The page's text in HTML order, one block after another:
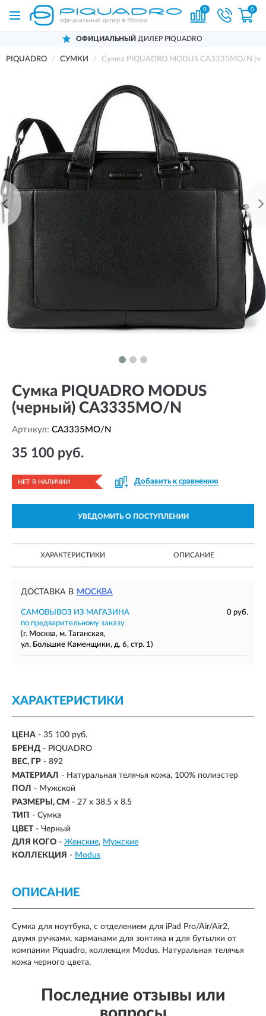
0 0
ОФИЦИАЛЬНЫЙ ДИЛЕР PIQUADRO
PIQUADRO СУМКИ Сумка PIQUADRO MODUS CA3335MO/N
Сумка PIQUADRO MODUS
(черный) CA3335MO/N
Артикул: CA3335MO/N
35 100 руб.
НЕТ В НАЛИЧИИ Добавить к сравнению
УВЕДОМИТЬ О ПОСТУПЛЕНИИ
ХАРАКТЕРИСТИКИ ОПИСАНИЕ
ДОСТАВКА В МОСКВА
САМОВЫВОЗ ИЗ МАГАЗИНА
0 руб.
по предварительному заказу
(г. Москва, м. Таганская,
ул. Большие Каменщики, д. 6, стр. 1)
ХАРАКТЕРИСТИКИ
ЦЕНА - 35 100 руб.
БРЕНД - PIQUADRO
ВЕС, ГР - 892
МАТЕРИАЛ - Натуральная телячья кожа, 100% полиэстер
ПОЛ - Мужской
РАЗМЕРЫ, СМ - 27 x 38.5 x 8.5
ТИП - Сумка
ЦВЕТ - Черный
ДЛЯ КОГО - Женские
Мужские
КОЛЛЕКЦИЯ - Modus
ОПИСАНИЕ
Сумка для ноутбука, с отделением для iPad Pro/Air/Air2,
двумя ручками, карманами для зонтика и для бутылки от
компании Piquadro, коллекция Modus. Натуральная телячья
кожа черного цвета.
Последние отзывы или